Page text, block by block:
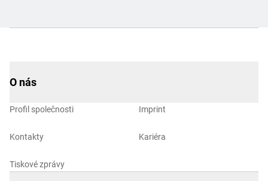
O nás
Profil společnosti
Kontakty
Tiskové zprávy
Imprint
Kariéra